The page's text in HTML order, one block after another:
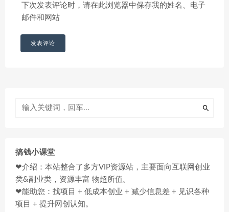
下次发表评论时，请在此浏览器中保存我的姓名、电子
邮件和网站
搞钱小课堂
❤介绍：本站整合了多方VIP资源站，主要面向互联网创业
类&副业类，资源丰富 物超所值。
❤能助您：找项目 + 低成本创业 + 减少信息差 + 见识各种
项目 + 提升网创认知。